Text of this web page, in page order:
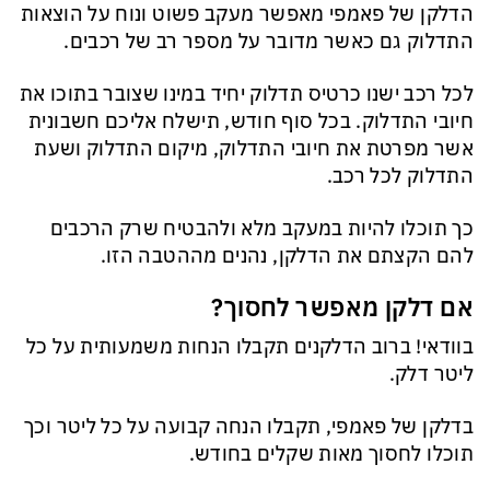
הדלקן של פאמפי מאפשר מעקב פשוט ונוח על הוצאות
התדלוק גם כאשר מדובר על מספר רב של רכבים.
לכל רכב ישנו כרטיס תדלוק יחיד במינו שצובר בתוכו את
חיובי התדלוק. בכל סוף חודש, תישלח אליכם חשבונית
אשר מפרטת את חיובי התדלוק, מיקום התדלוק ושעת
התדלוק לכל רכב.
כך תוכלו להיות במעקב מלא ולהבטיח שרק הרכבים
להם הקצתם את הדלקן, נהנים מההטבה הזו.
אם דלקן מאפשר לחסוך?
בוודאי! ברוב הדלקנים תקבלו הנחות משמעותית על כל
ליטר דלק.
בדלקן של פאמפי, תקבלו הנחה קבועה על כל ליטר וכך
תוכלו לחסוך מאות שקלים בחודש.